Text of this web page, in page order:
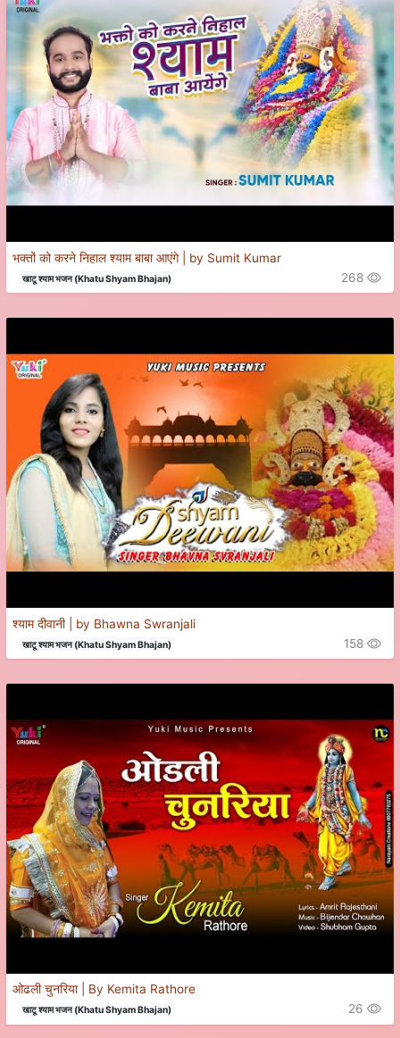
भक्तों को करने निहाल श्याम बाबा आएंगे | by Sumit Kumar
खाटू श्याम भजन (Khatu Shyam Bhajan) 268
श्याम दीवानी | by Bhawna Swranjali
खाटू श्याम भजन (Khatu Shyam Bhajan) 158
ओढली चुनरिया | By Kemita Rathore
खाटू श्याम भजन (Khatu Shyam Bhajan) 26